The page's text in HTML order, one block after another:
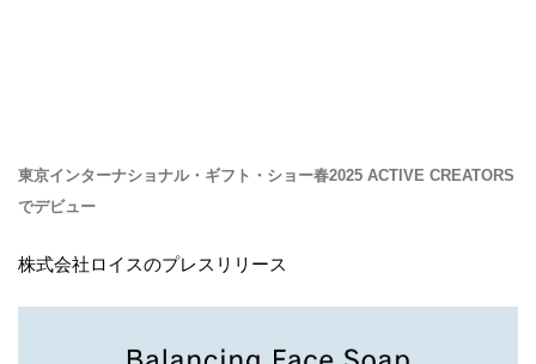
東京インターナショナル・ギフト・ショー春2025 ACTIVE CREATORS
でデビュー
株式会社ロイスのプレスリリース